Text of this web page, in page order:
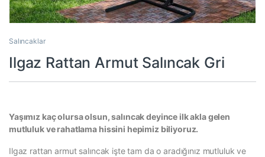
Salıncaklar
Ilgaz Rattan Armut Salıncak Gri
Yaşımız kaç olursa olsun, salıncak deyince ilk akla gelen
mutluluk ve rahatlama hissini hepimiz biliyoruz.
Ilgaz rattan armut salıncak işte tam da o aradığınız mutluluk ve